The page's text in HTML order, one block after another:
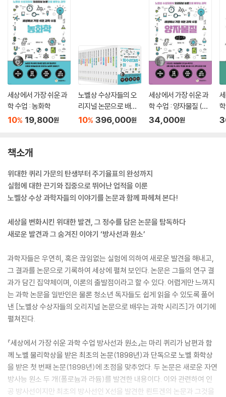
세상에서 가장 쉬운 과
학 수업 : 농화학
10% 19,800원
노벨상 수상자들의 오
리지널 논문으로 배우
는 과학 시리즈 박스세
10% 396,000원
세상에서 가장 쉬운 과
학 수업 : 양자물질 (큰
글자책)
34,000원
책소개
위대한 퀴리 가문의 탄생부터 주기율표의 완성까지
실험에 대한 끈기와 집중으로 뛰어난 업적을 이룬
노벨상 수상 과학자들의 이야기를 논문과 함께 파헤쳐 본다!
세상을 변화시킨 위대한 발견, 그 정수를 담은 논문을 탐독하다
새로운 발견과 그 숨겨진 이야기 ‘방사선과 원소’
과학자들은 우연히, 혹은 끊임없는 실험에 의하여 새로운 발견을 해내고,
그 결과를 논문으로 기록하여 세상에 펼쳐 보인다. 논문은 그들의 연구 결
과가 담긴 집약체이며, 이론의 출발점이라고 할 수 있다. 어렵게만 느껴지
는 과학 논문을 일반인은 물론 청소년 독자들도 쉽게 읽을 수 있도록 풀어
낸 [노벨상 수상자들의 오리지널 논문으로 배우는 과학 시리즈]가 여기에
펼쳐진다.
『세상에서 가장 쉬운 과학 수업 방사선과 원소』는 마리 퀴리가 남편과 함
께 노벨 물리학상을 받은 최초의 논문(1898년)과 단독으로 노벨 화학상
을 받은 첫 번째 논문(1898년)에 초점을 맞추었다. 두 논문은 새로운 자연
방사능 원소 두 개(폴로늄과 라듐)를 발견한 내용이다. 이와 관련하여 인
공 방사선이지만 최초의 방사선인 X선을 발견한 뢴트겐의 논문과 그것을